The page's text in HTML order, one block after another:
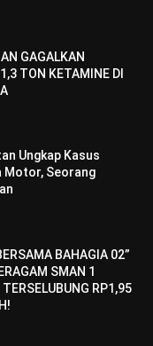
GAGALKAN
TON KETAMINE DI
Ungkap Kasus
Motor, Seorang
BAHAGIA 02”
SMAN 1
RP1,95